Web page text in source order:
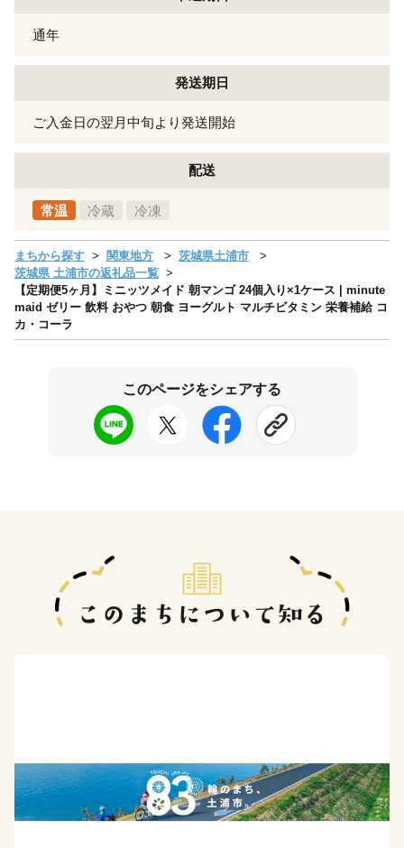
通年
発送期日
ご入金日の翌月中旬より発送開始
配送
常温 冷蔵 冷凍
まちから探す 関東地方
茨城県土浦市
茨城県 土浦市の返礼品一覧
【定期便5ヶ月】ミニッツメイド 朝マンゴ 24個入り×1ケース | minute
maid ゼリー 飲料 おやつ 朝食 ヨーグルト マルチビタミン 栄養補給 コ
カ・コーラ
このページをシェアする